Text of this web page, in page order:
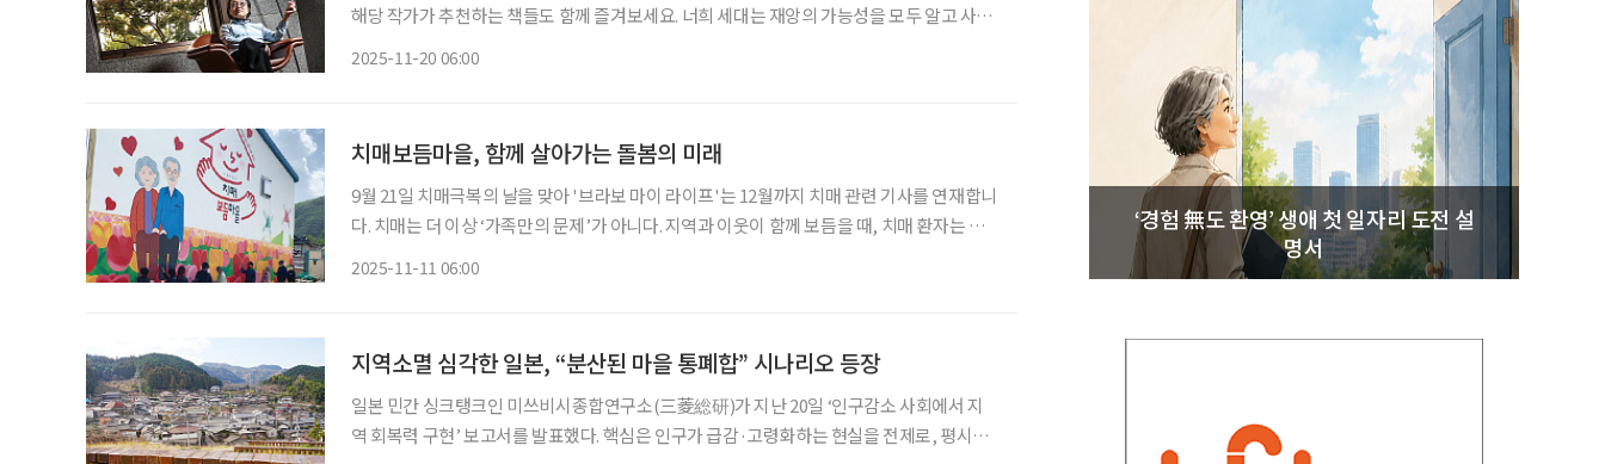
해당 작가가 추천하는 책들도 함께 즐겨보세요. 너희 세대는 재앙의 가능성을 모두 알고 사는
2025-11-20 06:00
치매보듬마을, 함께 살아가는 돌봄의 미래
9월 21일 치매극복의 날을 맞아 '브라보 마이 라이프'는 12월까지 치매 관련 기사를 연재합니
다. 치매는 더 이상 ‘가족만의 문제’가 아니다. 지역과 이웃이 함께 보듬을 때, 치매 환자는 일
2025-11-11 06:00
지역소멸 심각한 일본, “분산된 마을 통폐합” 시나리오 등장
일본 민간 싱크탱크인 미쓰비시종합연구소(三菱総研)가 지난 20일 ‘인구감소 사회에서 지
역 회복력 구현’ 보고서를 발표했다. 핵심은 인구가 급감·고령화하는 현실을 전제로, 평시부
‘경험 無도 환영’ 생애 첫 일자리 도전 설
명서